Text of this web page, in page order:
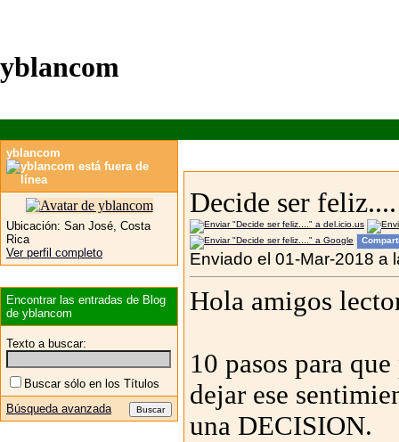
yblancom
Decide ser feliz....
Enviado el 01-Mar-2018 a
Hola amigos
10 pasos para
dejar ese
una DECISION.
yblancom
Ubicación: San José, Costa
Rica
Ver perfil completo
Encontrar las entradas de Blog
de yblancom
Texto a buscar:
Buscar sólo en los Títulos
Búsqueda avanzada